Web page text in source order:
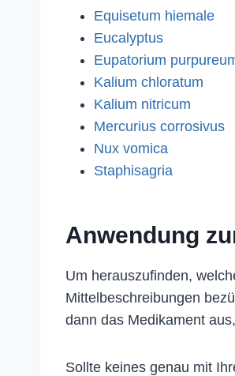
Equisetum hiemale
Eucalyptus
Eupatorium
Kalium chloratum
Kalium nitricum
Mercurius corrosivus
Nux vomica
Staphisagria
Anwendung
Um herauszufinden,
Mittelbeschreibungen
dann das Medikament
Sollte keines genau mit